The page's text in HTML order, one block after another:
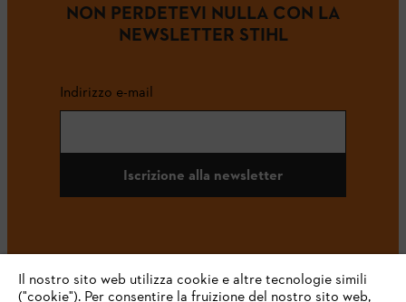
NON PERDETEVI NULLA CON LA
NEWSLETTER STIHL
Indirizzo e-mail
Iscrizione alla newsletter
#STIHL
Il nostro sito web utilizza cookie e altre tecnologie simili
("cookie"). Per consentire la fruizione del nostro sito web,